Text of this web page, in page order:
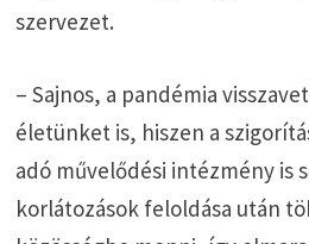
szervezet.
– Sajnos, a pandémia
életünket is, hiszen a
adó művelődési intézmény is
korlátozások feloldása után